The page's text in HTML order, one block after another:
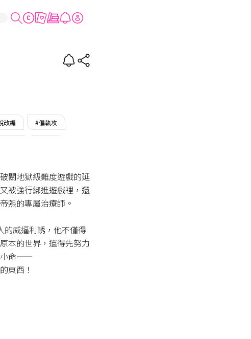
中
改編 #偏執攻
關地獄級難度遊戲的延
被強行綁進遊戲裡，還
熙的專屬治療師。
的威逼利誘，他不僅得
本的世界，還得先努力
小命——
東西！